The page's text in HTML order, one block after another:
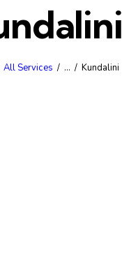
All Services ... Kundalini